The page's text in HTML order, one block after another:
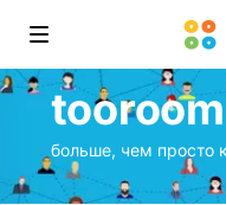
tooroom
больше, чем просто